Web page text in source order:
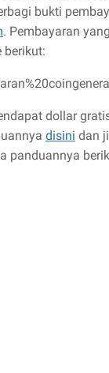
bukti
. Pembayaran
berikut:
dollar
disini dan
panduannya